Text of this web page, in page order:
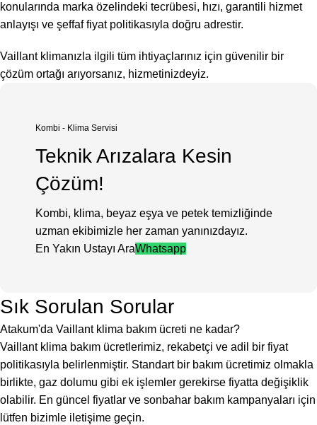
konularında marka özelindeki tecrübesi, hızı, garantili hizmet
anlayışı ve şeffaf fiyat politikasıyla doğru adrestir.
Vaillant klimanızla ilgili tüm ihtiyaçlarınız için güvenilir bir
çözüm ortağı arıyorsanız, hizmetinizdeyiz.
Kombi - Klima Servisi
Teknik Arızalara Kesin
Çözüm!
Kombi, klima, beyaz eşya ve petek temizliğinde
uzman ekibimizle her zaman yanınızdayız.
En Yakın Ustayı AraWhatsapp
Sık Sorulan Sorular
Atakum'da Vaillant klima bakım ücreti ne kadar?
Vaillant klima bakım ücretlerimiz, rekabetçi ve adil bir fiyat
politikasıyla belirlenmiştir. Standart bir bakım ücretimiz olmakla
birlikte, gaz dolumu gibi ek işlemler gerekirse fiyatta değişiklik
olabilir. En güncel fiyatlar ve sonbahar bakım kampanyaları için
lütfen bizimle iletişime geçin.